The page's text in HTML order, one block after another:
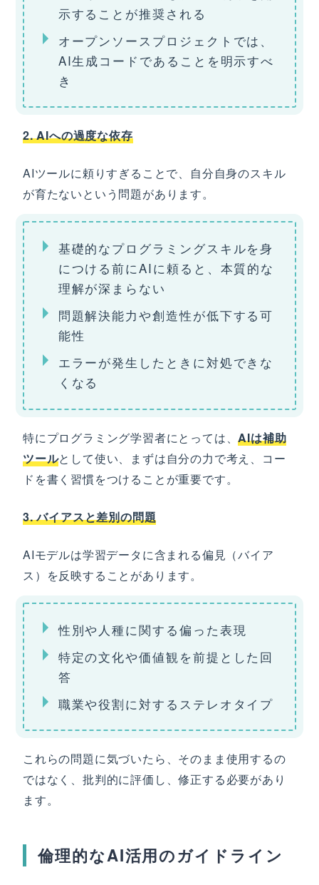
示することが推奨される
オープンソースプロジェクトでは、
AI生成コードであることを明示すべ
き
2. AIへの過度な依存
AIツールに頼りすぎることで、自分自身のスキル
が育たないという問題があります。
基礎的なプログラミングスキルを身
につける前にAIに頼ると、本質的な
理解が深まらない
問題解決能力や創造性が低下する可
能性
エラーが発生したときに対処できな
くなる
特にプログラミング学習者にとっては、AIは補助
ツールとして使い、まずは自分の力で考え、コー
ドを書く習慣をつけることが重要です。
3. バイアスと差別の問題
AIモデルは学習データに含まれる偏見（バイア
ス）を反映することがあります。
性別や人種に関する偏った表現
特定の文化や価値観を前提とした回
答
職業や役割に対するステレオタイプ
これらの問題に気づいたら、そのまま使用するの
ではなく、批判的に評価し、修正する必要があり
ます。
倫理的なAI活用のガイドライン